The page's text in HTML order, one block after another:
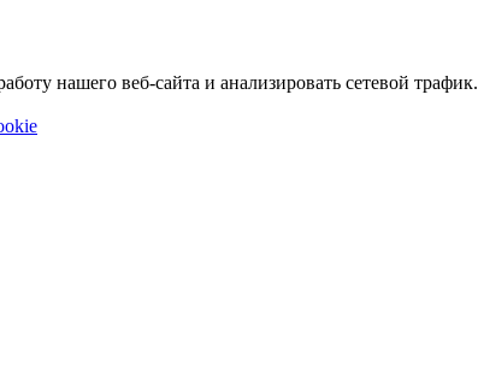
нашего веб-сайта и анализировать сетевой трафик.